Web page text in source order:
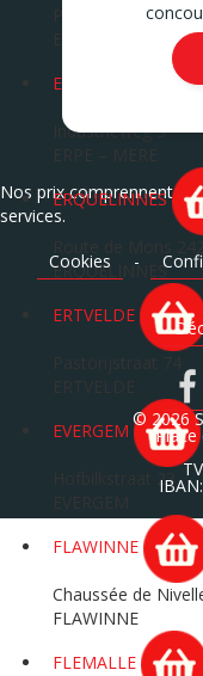
Pavé de Soignies
ERPEMERE
Industrieweg 3
ERQUELINNES
ERQUELINNES
ERTVELDE
EVERGEM
Hofbilkstraat 23
FLAWINNE
Chaussée de
FLAWINNE
FLEMALLE
Nos prix comprennent
services.
Cookies
-
© 2026
Place